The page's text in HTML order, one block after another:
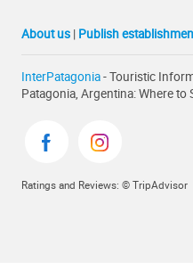
About us | Publish
InterPatagonia- Touristic
Patagonia, Argentina: Where to
Ratings and Reviews: © TripAdvisor